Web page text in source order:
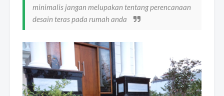
minimalis jangan melupakan tentang perencanaan
desain teras pada rumah anda